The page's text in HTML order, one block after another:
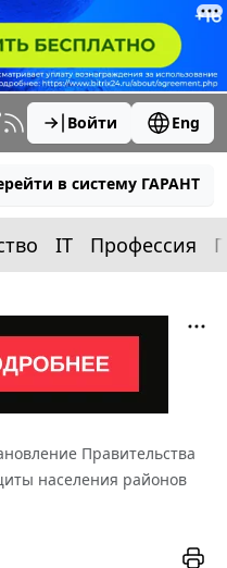
Войти Eng
в систему ГАРАНТ
IT Профессия
Правительства
населения районов